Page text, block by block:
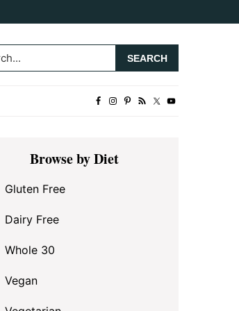
Browse by Diet
Gluten Free
Dairy Free
Whole 30
Vegan